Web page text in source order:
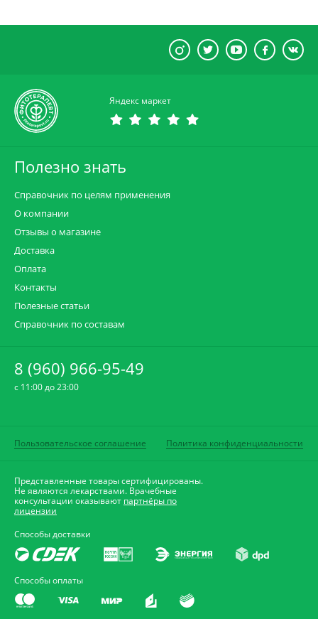
Яндекс маркет
Полезно знать
Справочник по целям применения
О компании
Отзывы о магазине
Доставка
Оплата
Контакты
Полезные статьи
Справочник по составам
8 (960) 966-95-49
c 11:00 до 23:00
Пользовательское соглашение Политика конфиденциальности
Представленные товары сертифицированы.
Не являются лекарствами. Врачебные
консультации оказывают партнёры по
лицензии
Способы доставки
Способы оплаты